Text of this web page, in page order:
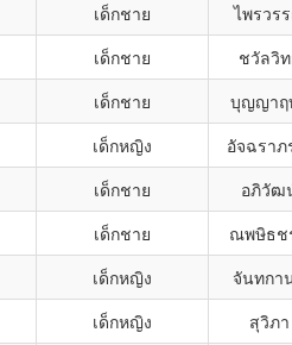
เด็กชาย ไพรวร
เด็กชาย ชวัลวิ
เด็กชาย บุญญาฤ
เด็กหญิง อัจฉรา
เด็กชาย อภิวัฒ
เด็กชาย ณพษิธช
เด็กหญิง จันทกา
เด็กหญิง สุวิภา